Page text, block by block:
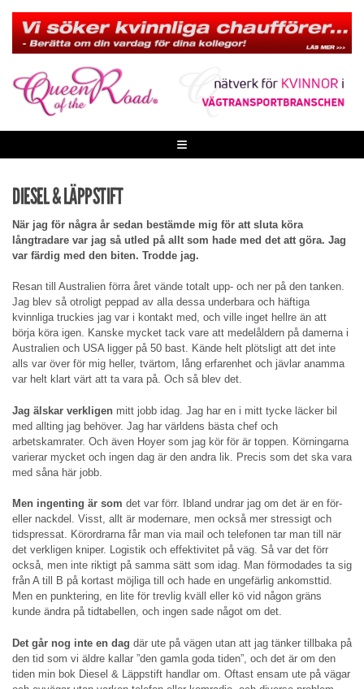
content
≡
DIESEL & LÄPPSTIFT
När jag för några år sedan bestämde mig för att sluta köra
långtradare var jag så utled på allt som hade med det att göra. Jag
var färdig med den biten. Trodde jag.
Resan till Australien förra året vände totalt upp- och ner på den tanken.
Jag blev så otroligt peppad av alla dessa underbara och häftiga
kvinnliga truckies jag var i kontakt med, och ville inget hellre än att
börja köra igen. Kanske mycket tack vare att medelåldern på damerna i
Australien och USA ligger på 50 bast. Kände helt plötsligt att det inte
alls var över för mig heller, tvärtom, lång erfarenhet och jävlar anamma
var helt klart värt att ta vara på. Och så blev det.
Jag älskar verkligen mitt jobb idag. Jag har en i mitt tycke läcker bil
med allting jag behöver. Jag har världens bästa chef och
arbetskamrater. Och även Hoyer som jag kör för är toppen. Körningarna
varierar mycket och ingen dag är den andra lik. Precis som det ska vara
med såna här jobb.
Men ingenting är som det var förr. Ibland undrar jag om det är en för-
eller nackdel. Visst, allt är modernare, men också mer stressigt och
tidspressat. Körordrarna får man via mail och telefonen tar man till när
det verkligen kniper. Logistik och effektivitet på väg. Så var det förr
också, men inte riktigt på samma sätt som idag. Man förmodades ta sig
från A till B på kortast möjliga till och hade en ungefärlig ankomsttid.
Men en punktering, en lite för trevlig kväll eller kö vid någon gräns
kunde ändra på tidtabellen, och ingen sade något om det.
Det går nog inte en dag där ute på vägen utan att jag tänker tillbaka på
den tid som vi äldre kallar ”den gamla goda tiden”, och det är om den
tiden min bok Diesel & Läppstift handlar om. Oftast ensam ute på vägar